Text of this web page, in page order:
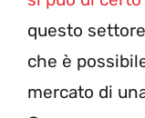
questo
che è
mercato di